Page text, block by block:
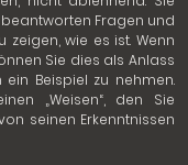
Fragen und
wie es ist. Wenn
Sie dies als Anlass
Beispiel zu nehmen.
„Weisen“, den Sie
seinen Erkenntnissen